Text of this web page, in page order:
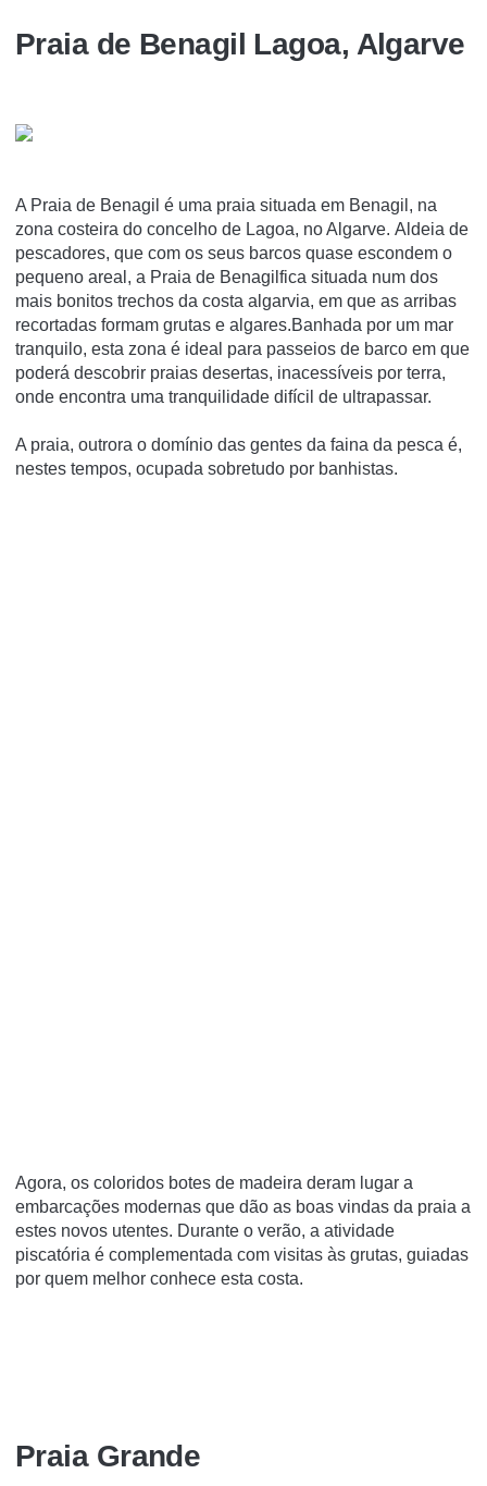
Praia de Benagil Lagoa, Algarve
A Praia de Benagil é uma praia situada em Benagil, na
zona costeira do concelho de Lagoa, no Algarve. Aldeia de
pescadores, que com os seus barcos quase escondem o
pequeno areal, a Praia de Benagilfica situada num dos
mais bonitos trechos da costa algarvia, em que as arribas
recortadas formam grutas e algares.Banhada por um mar
tranquilo, esta zona é ideal para passeios de barco em que
poderá descobrir praias desertas, inacessíveis por terra,
onde encontra uma tranquilidade difícil de ultrapassar.
A praia, outrora o domínio das gentes da faina da pesca é,
nestes tempos, ocupada sobretudo por banhistas.
Agora, os coloridos botes de madeira deram lugar a
embarcações modernas que dão as boas vindas da praia a
estes novos utentes. Durante o verão, a atividade
piscatória é complementada com visitas às grutas, guiadas
por quem melhor conhece esta costa.
Praia Grande